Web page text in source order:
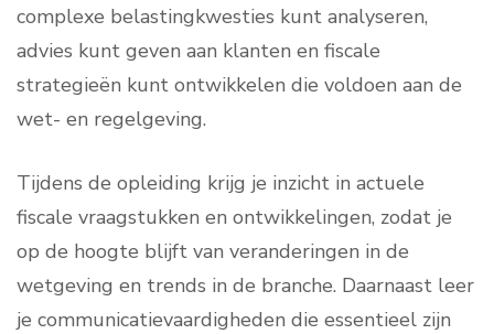
complexe belastingkwesties kunt analyseren,
advies kunt geven aan klanten en fiscale
strategieën kunt ontwikkelen die voldoen aan de
wet- en regelgeving.
Tijdens de opleiding krijg je inzicht in actuele
fiscale vraagstukken en ontwikkelingen, zodat je
op de hoogte blijft van veranderingen in de
wetgeving en trends in de branche. Daarnaast leer
je communicatievaardigheden die essentieel zijn